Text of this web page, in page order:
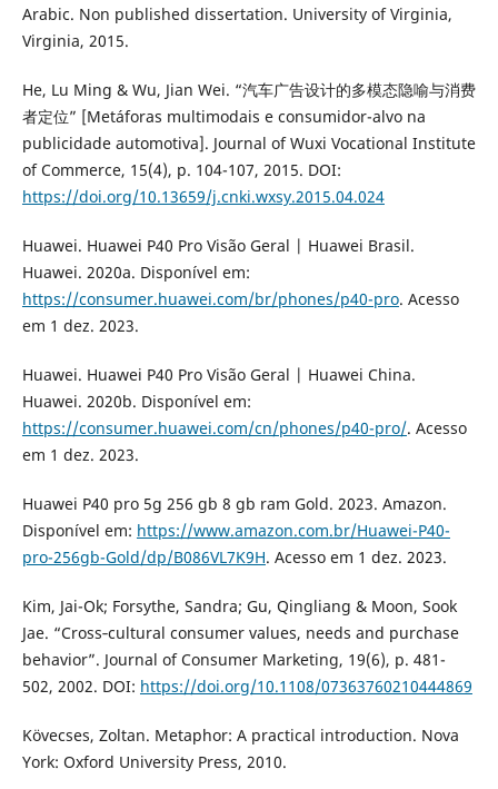
Arabic. Non published dissertation. University of Virginia,
Virginia, 2015.
He, Lu Ming & Wu, Jian Wei. “汽车广告设计的多模态隐喻与消费
者定位” [Metáforas multimodais e consumidor-alvo na
publicidade automotiva]. Journal of Wuxi Vocational Institute
of Commerce, 15(4), p. 104-107, 2015. DOI:
https://doi.org/10.13659/j.cnki.wxsy.2015.04.024
Huawei. Huawei P40 Pro Visão Geral | Huawei Brasil.
Huawei. 2020a. Disponível em:
https://consumer.huawei.com/br/phones/p40-pro. Acesso
em 1 dez. 2023.
Huawei. Huawei P40 Pro Visão Geral | Huawei China.
Huawei. 2020b. Disponível em:
https://consumer.huawei.com/cn/phones/p40-pro/. Acesso
em 1 dez. 2023.
Huawei P40 pro 5g 256 gb 8 gb ram Gold. 2023. Amazon.
Disponível em: https://www.amazon.com.br/Huawei-P40-
pro-256gb-Gold/dp/B086VL7K9H. Acesso em 1 dez. 2023.
Kim, Jai-Ok; Forsythe, Sandra; Gu, Qingliang & Moon, Sook
Jae. “Cross‐cultural consumer values, needs and purchase
behavior”. Journal of Consumer Marketing, 19(6), p. 481-
502, 2002. DOI: https://doi.org/10.1108/07363760210444869
Kövecses, Zoltan. Metaphor: A practical introduction. Nova
York: Oxford University Press, 2010.